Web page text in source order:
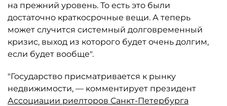
на прежний уровень. То есть это были
достаточно краткосрочные вещи. А теперь
может случится системный долговременный
кризис, выход из которого будет очень долгим,
если будет вообще".
"Государство присматривается к рынку
недвижимости, — комментирует президент
Ассоциации риелторов Санкт-Петербурга